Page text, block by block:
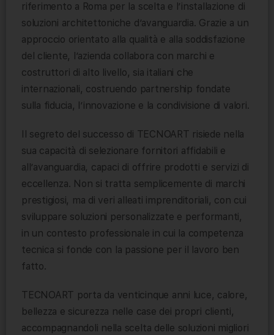
riferimento a Roma per la scelta e l’installazione di
soluzioni architettoniche d’avanguardia. Grazie a un
approccio orientato alla qualità e alla soddisfazione
del cliente, l’azienda collabora con marchi e
costruttori di alto livello, sia italiani che
internazionali, costruendo partnership fondate
sulla fiducia, l’innovazione e la condivisione di valori.
Il segreto del successo di TECNOART risiede nella
sua capacità di selezionare fornitori affidabili e
all’avanguardia, capaci di offrire prodotti e servizi di
eccellenza. Non si tratta semplicemente di marchi
prestigiosi, ma di veri alleati imprenditoriali, con cui
sviluppare soluzioni personalizzate e performanti,
in un contesto professionale in cui la competenza
tecnica si fonde con la passione per il lavoro ben
fatto.
TECNOART porta da venticinque anni luce, calore,
bellezza e sicurezza nelle case dei propri clienti,
accompagnandoli nella scelta delle soluzioni migliori